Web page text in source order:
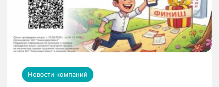
Новости компаний